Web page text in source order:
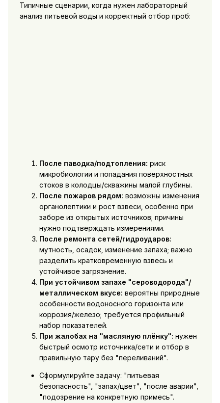
Типичные сценарии, когда нужен лабораторный
анализ питьевой воды и корректный отбор проб:
После паводка/подтопления: риск
микробиологии и попадания поверхностных
стоков в колодцы/скважины малой глубины.
После пожаров рядом: возможны изменения
органолептики и рост взвеси, особенно при
заборе из открытых источников; причины
нужно подтверждать измерениями.
После ремонта сетей/гидроударов:
мутность, осадок, изменение запаха; важно
разделить кратковременную взвесь и
устойчивое загрязнение.
При устойчивом запахе "сероводорода"/
металлическом вкусе: вероятны природные
особенности водоносного горизонта или
коррозия/железо; требуется профильный
набор показателей.
При жалобах на "масляную плёнку": нужен
быстрый осмотр источника/сети и отбор в
правильную тару без "переливаний".
Сформулируйте задачу: "питьевая
безопасность", "запах/цвет", "после аварии",
"подозрение на конкретную примесь".